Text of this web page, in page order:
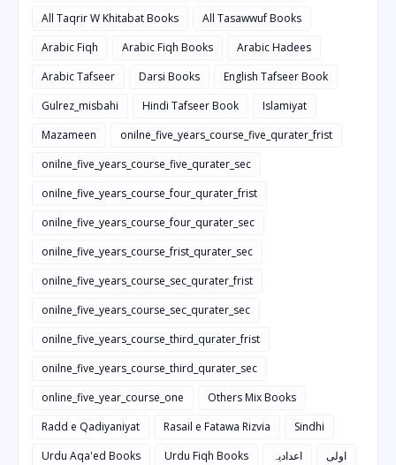
All Taqrir W Khitabat Books
All Tasawwuf Books
Arabic Fiqh
Arabic Fiqh Books
Arabic Hadees
Arabic Tafseer
Darsi Books
English Tafseer Book
Gulrez_misbahi
Hindi Tafseer Book
Islamiyat
Mazameen
onilne_five_years_course_five_qurater_frist
onilne_five_years_course_five_qurater_sec
onilne_five_years_course_four_qurater_frist
onilne_five_years_course_four_qurater_sec
onilne_five_years_course_frist_qurater_sec
onilne_five_years_course_sec_qurater_frist
onilne_five_years_course_sec_qurater_sec
onilne_five_years_course_third_qurater_frist
onilne_five_years_course_third_qurater_sec
online_five_year_course_one
Others Mix Books
Radd e Qadiyaniyat
Rasail e Fatawa Rizvia
Sindhi
Urdu Aqa'ed Books
Urdu Fiqh Books اعدادیہ
اولی